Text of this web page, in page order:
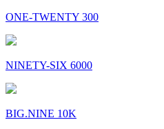
ONE-TWENTY 300
NINETY-SIX 6000
BIG.NINE 10K